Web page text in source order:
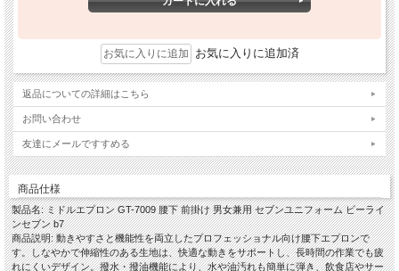
お気に入りに追加済
返品についての詳細はこちら
お問い合わせ
友達にメールですすめる
商品仕様
製品名: ミドルエプロン GT-7009 腰下 前掛け 男女兼用 セブンユニフォーム ビーライ
ンセブン b7
商品説明: 動きやすさと機能性を両立したプロフェッショナル向け腰下エプロンで
す。しなやかで伸縮性のある生地は、快適な動きをサポートし、長時間の作業でも疲
れにくいデザイン。撥水・撥油機能により、水や油汚れも簡単に弾き、飲食店やサー